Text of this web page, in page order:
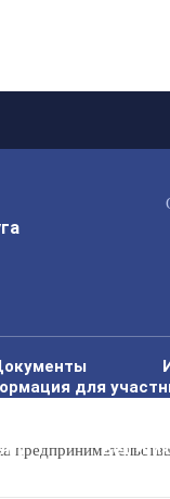
для
предпринимательства